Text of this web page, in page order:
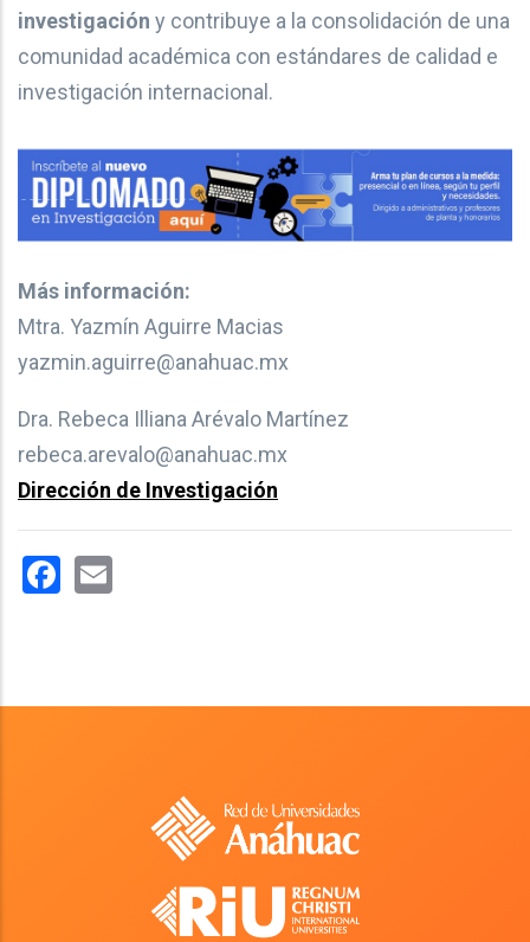
investigación y contribuye a la consolidación de una
comunidad académica con estándares de calidad e
investigación internacional.
Más información:
Mtra. Yazmín Aguirre Macias
yazmin.aguirre@anahuac.mx
Dra. Rebeca Illiana Arévalo Martínez
rebeca.arevalo@anahuac.mx
Dirección de Investigación
Facebook